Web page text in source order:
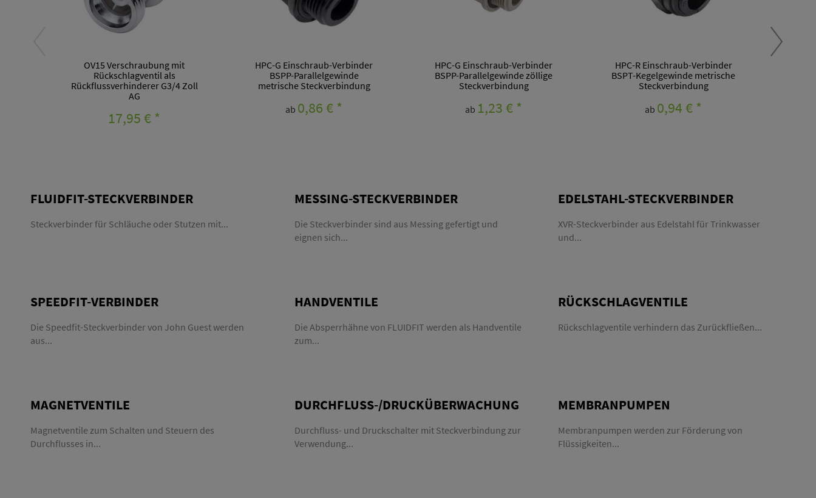
OV15 Verschraubung mit
Rückschlagventil als
Rückflussverhinderer G3/4 Zoll
AG
17,95 €*
HPC-G Einschraub-Verbinder
BSPP-Parallelgewinde
metrische Steckverbindung
ab 0,86 €*
HPC-G Einschraub-Verbinder
BSPP-Parallelgewinde zöllige
Steckverbindung
ab 1,23 €*
HPC-R Einschraub-Verbinder
BSPT-Kegelgewinde metrische
Steckverbindung
ab 0,94 €*
FLUIDFIT-STECKVERBINDER
Steckverbinder für Schläuche oder Stutzen mit...
MESSING-STECKVERBINDER
Die Steckverbinder sind aus Messing gefertigt und
eignen sich...
EDELSTAHL-STECKVERBINDER
XVR-Steckverbinder aus Edelstahl für Trinkwasser
und...
SPEEDFIT-VERBINDER
Die Speedfit-Steckverbinder von John Guest werden
aus...
HANDVENTILE
Die Absperrhähne von FLUIDFIT werden als Handventile
zum...
RÜCKSCHLAGVENTILE
Rückschlagventile verhindern das Zurückfließen...
MAGNETVENTILE
Magnetventile zum Schalten und Steuern des
Durchflusses in...
DURCHFLUSS-/DRUCKÜBERWACHUNG
Durchfluss- und Druckschalter mit Steckverbindung zur
Verwendung...
MEMBRANPUMPEN
Membranpumpen werden zur Förderung von
Flüssigkeiten...